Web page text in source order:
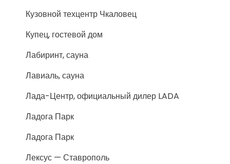
Кузовной техцентр Чкаловец
Купец, гостевой дом
Лабиринт, сауна
Лавиаль, сауна
Лада-Центр, официальный дилер LADA
Ладога Парк
Ладога Парк
Лексус — Ставрополь